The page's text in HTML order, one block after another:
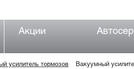
Акции
усилитель тормозов Вакуумный